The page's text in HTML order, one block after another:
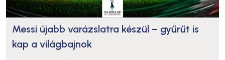
Messi újabb varázslatra készül – gyűrűt is
kap a világbajnok